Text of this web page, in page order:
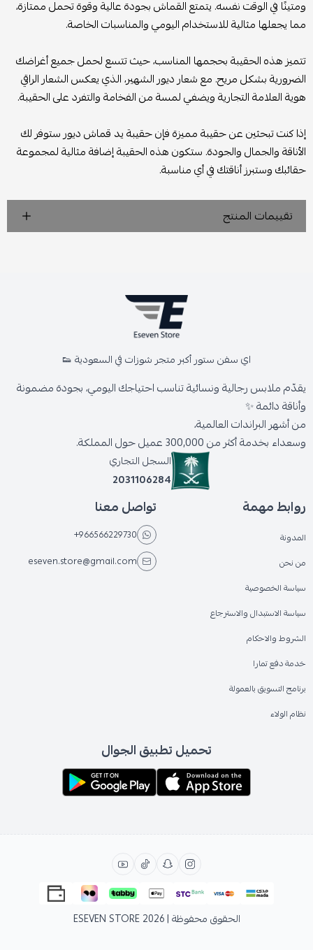
ومتينًا في الوقت نفسه. يتمتع القماش بجودة عالية وقوة تحمل ممتازة،
مما يجعلها مثالية للاستخدام اليومي والمناسبات الخاصة.
تتميز هذه الحقيبة بحجمها المناسب، حيث تتسع لحمل جميع أغراضك
الضرورية بشكل مريح. مع شعار ديور الشهير، الذي يعكس الشعار الراقي
هوية العلامة التجارية ويضفي لمسة من الفخامة والتفرد على الحقيبة.
إذا كنت تبحثين عن حقيبة مميزة فإن حقيبة يد قماش ديور ستوفر لك
الأناقة والجمال والجودة. ستكون هذه الحقيبة إضافة مثالية لمجموعة
حقائبك وستبرز أناقتك في أي مناسبة.
تقييمات المنتج
اي سفن ستور أكبر متجر شوزات في السعودية 👟
يقدّم ملابس رجالية ونسائية تناسب احتياجك اليومي، بجودة مضمونة
وأناقة دائمة ✨
من أشهر البراندات العالمية،
وسعداء بخدمة أكثر من 300,000 عميل حول المملكة.
السجل التجاري
2031106284
روابط مهمة
المدونة
من نحن
سياسة الخصوصية
سياسة الاستبدال والاسترجاع
الشروط والاحكام
خدمة دفع تمارا
برنامج التسويق بالعمولة
نظام الولاء
تواصل معنا
+966566229730
eseven.store@gmail.com
تحميل تطبيق الجوال
الحقوق محفوظة | 2026 ESEVEN STORE